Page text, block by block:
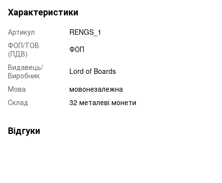
Характеристики
Артикул
RENGS_1
ФОП/ТОВ
(ПДВ)
ФОП
Видавець/
Виробник
Lord of Boards
Мова
мовонезалежна
Склад
32 металеві монети
Відгуки